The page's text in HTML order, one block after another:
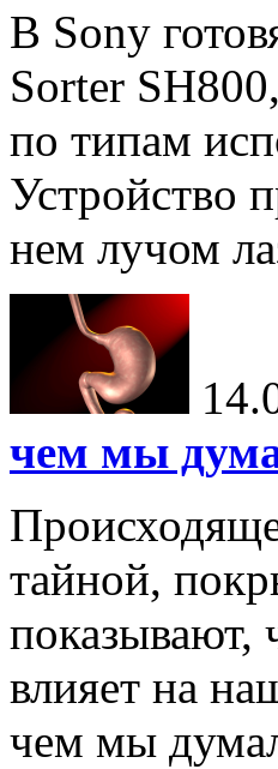
В Sony
Sorter
по типам
Устройство
нем лучом
чем мы
тайной,
показывают,
влияет на
чем мы